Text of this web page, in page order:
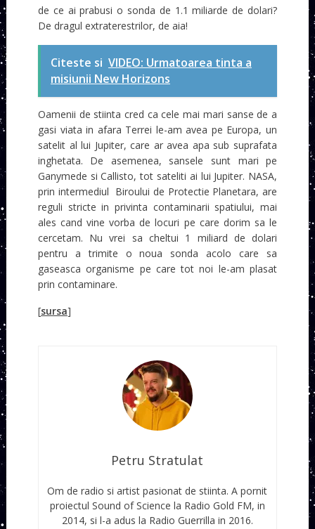
de ce ai prabusi o sonda de 1.1 miliarde de dolari?
De dragul extraterestrilor, de aia!
Citeste si VIDEO: Urmatoarea tinta a
misiunii New Horizons
Oamenii de stiinta cred ca cele mai mari sanse de a
gasi viata in afara Terrei le-am avea pe Europa, un
satelit al lui Jupiter, care ar avea apa sub suprafata
inghetata. De asemenea, sansele sunt mari pe
Ganymede si Callisto, tot sateliti ai lui Jupiter. NASA,
prin intermediul Biroului de Protectie Planetara, are
reguli stricte in privinta contaminarii spatiului, mai
ales cand vine vorba de locuri pe care dorim sa le
cercetam. Nu vrei sa cheltui 1 miliard de dolari
pentru a trimite o noua sonda acolo care sa
gaseasca organisme pe care tot noi le-am plasat
prin contaminare.
[sursa]
Petru Stratulat
Om de radio si artist pasionat de stiinta. A pornit
proiectul Sound of Science la Radio Gold FM, in
2014, si l-a adus la Radio Guerrilla in 2016.